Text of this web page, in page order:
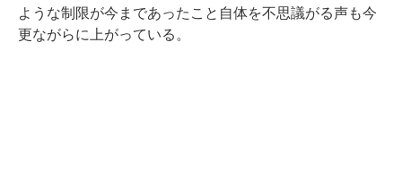
ような制限が今まであったこと自体を不思議がる声も今
更ながらに上がっている。